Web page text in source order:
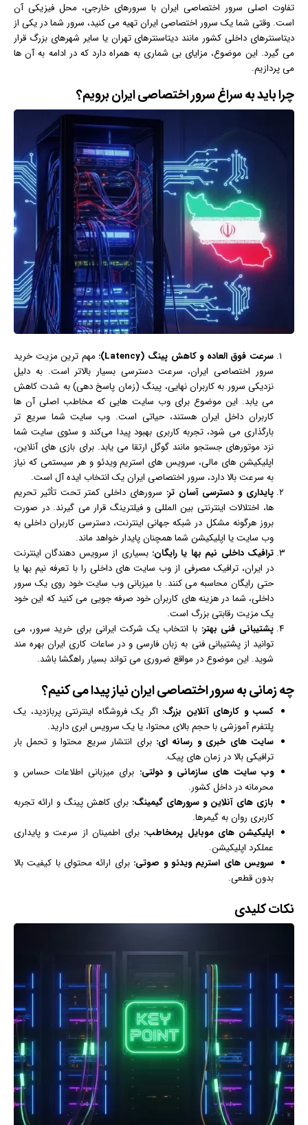
تفاوت اصلی سرور اختصاصی ایران با سرورهای خارجی، محل فیزیکی آن
است. وقتی شما یک سرور اختصاصی ایران تهیه می‌ کنید، سرور شما در یکی از
دیتاسنترهای داخلی کشور مانند دیتاسنترهای تهران یا سایر شهرهای بزرگ قرار
می‌ گیرد. این موضوع، مزایای بی‌ شماری به همراه دارد که در ادامه به آن‌ ها
می‌ پردازیم.
چرا باید به سراغ سرور اختصاصی ایران برویم؟
سرعت فوق‌ العاده و کاهش پینگ (Latency):
مهم‌ ترین مزیت خرید
سرور اختصاصی ایران، سرعت دسترسی بسیار بالاتر است. به دلیل
نزدیکی سرور به کاربران نهایی، پینگ (زمان پاسخ‌ دهی) به شدت کاهش
می‌ یابد. این موضوع برای وب‌ سایت‌ هایی که مخاطب اصلی آن‌ ها
کاربران داخل ایران هستند، حیاتی است. وب‌ سایت شما سریع‌ تر
بارگذاری می‌ شود، تجربه کاربری بهبود پیدا می‌کند و سئوی سایت شما
نزد موتورهای جستجو مانند گوگل ارتقا می‌ یابد. برای بازی ‌ های آنلاین،
اپلیکیشن‌ های مالی، سرویس‌ های استریم ویدئو و هر سیستمی که نیاز
به سرعت بالا دارد، سرور اختصاصی ایران یک انتخاب ایده‌ آل است.
پایداری و دسترسی آسان‌ تر: سرورهای داخلی کمتر تحت تأثیر تحریم‌
ها، اختلالات اینترنتی بین‌ المللی و فیلترینگ قرار می‌ گیرند. در صورت
بروز هرگونه مشکل در شبکه جهانی اینترنت، دسترسی کاربران داخلی به
وب‌ سایت یا اپلیکیشن شما همچنان پایدار خواهد ماند.
ترافیک داخلی نیم‌ بها یا رایگان: بسیاری از سرویس‌ دهندگان اینترنت
در ایران، ترافیک مصرفی از وب‌ سایت‌ های داخلی را با تعرفه نیم‌ بها یا
حتی رایگان محاسبه می‌ کنند. با میزبانی وب‌ سایت خود روی یک سرور
داخلی، شما در هزینه‌ های کاربران خود صرفه‌ جویی می‌ کنید که این خود
یک مزیت رقابتی بزرگ است.
پشتیبانی فنی بهتر: با انتخاب یک شرکت ایرانی برای خرید سرور، می‌
توانید از پشتیبانی فنی به زبان فارسی و در ساعات کاری ایران بهره‌ مند
شوید. این موضوع در مواقع ضروری می‌ تواند بسیار راهگشا باشد.
چه زمانی به سرور اختصاصی ایران نیاز پیدا می‌ کنیم؟
کسب‌ و کارهای آنلاین بزرگ: اگر یک فروشگاه اینترنتی پربازدید، یک
پلتفرم آموزشی با حجم بالای محتوا، یا یک سرویس ابری دارید.
سایت‌ های خبری و رسانه‌ ای: برای انتشار سریع محتوا و تحمل بار
ترافیکی بالا در زمان‌ های پیک.
وب‌ سایت‌ های سازمانی و دولتی: برای میزبانی اطلاعات حساس و
محرمانه در داخل کشور.
بازی‌ های آنلاین و سرورهای گیمینگ: برای کاهش پینگ و ارائه تجربه
کاربری روان به گیمرها.
اپلیکیشن‌ های موبایل پرمخاطب: برای اطمینان از سرعت و پایداری
عملکرد اپلیکیشن.
سرویس‌ های استریم ویدئو و صوتی: برای ارائه محتوای با کیفیت بالا
بدون قطعی.
نکات کلیدی